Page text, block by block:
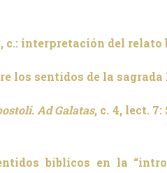
c.: interpretación del
los sentidos de la
Ad Galatas, c. 4, lect.
bíblicos en la